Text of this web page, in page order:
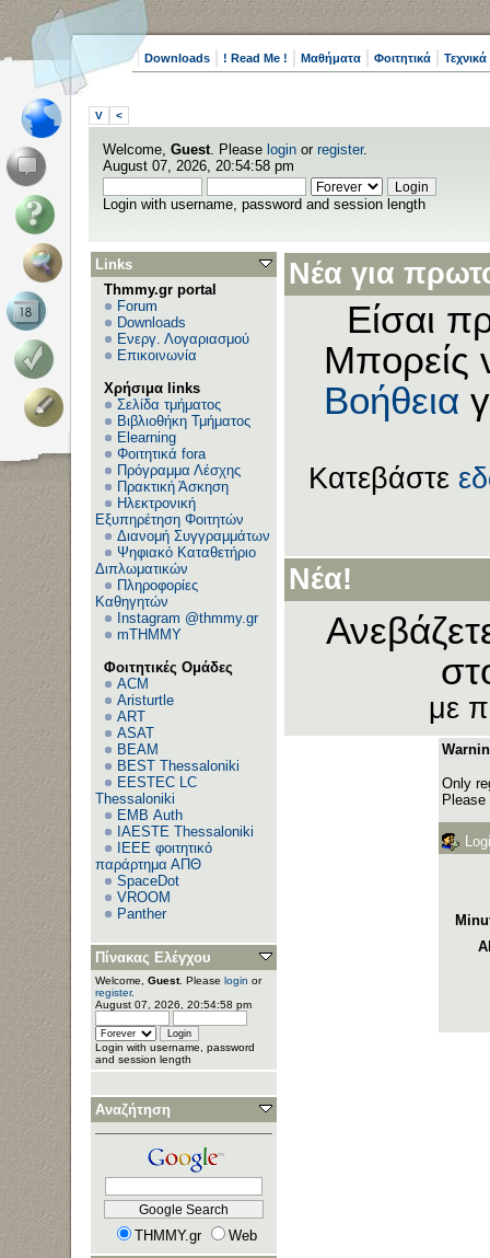
Downloads ! Read Me ! Μαθήματα Φοιτητικά
V <
Welcome, Guest. Please login or register.
August 07, 2026, 20:54:58 pm
Login with username, password and session length
Links
Thmmy.gr portal
Forum
Downloads
Ενεργ. Λογαριασμού
Επικοινωνία
Χρήσιμα links
Σελίδα τμήματος
Βιβλιοθήκη Τμήματος
Elearning
Φοιτητικά fora
Πρόγραμμα Λέσχης
Πρακτική Άσκηση
Ηλεκτρονική
Εξυπηρέτηση Φοιτητών
Διανομή Συγγραμμάτων
Ψηφιακό Καταθετήριο
Διπλωματικών
Πληροφορίες
Καθηγητών
Instagram @thmmy.gr
mTHMMY
Φοιτητικές Ομάδες
ACM
Aristurtle
ART
ASAT
BEAM
BEST Thessaloniki
EESTEC LC
Thessaloniki
EΜΒ Auth
IAESTE Thessaloniki
IEEE φοιτητικό
παράρτημα ΑΠΘ
SpaceDot
VROOM
Panther
Πίνακας Ελέγχου
Welcome, Guest. Please login or
register.
August 07, 2026, 20:54:58 pm
Login with username, password
and session length
Αναζήτηση
THMMY.gr
Web
Νέα για
Είσαι
Μπορείς
Βοήθεια
Κατεβάστε
Νέα!
με
Only